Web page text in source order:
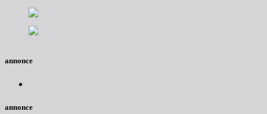
annonce
annonce